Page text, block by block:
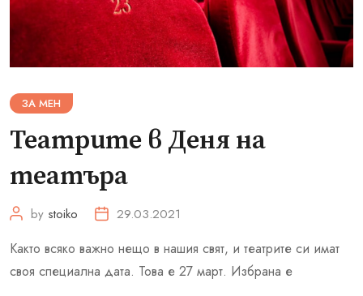
ЗА МЕН
Театрите в Деня на
театъра
by stoiko 29.03.2021
Както всяко важно нещо в нашия свят, и театрите си имат
своя специална дата. Това е 27 март. Избрана е